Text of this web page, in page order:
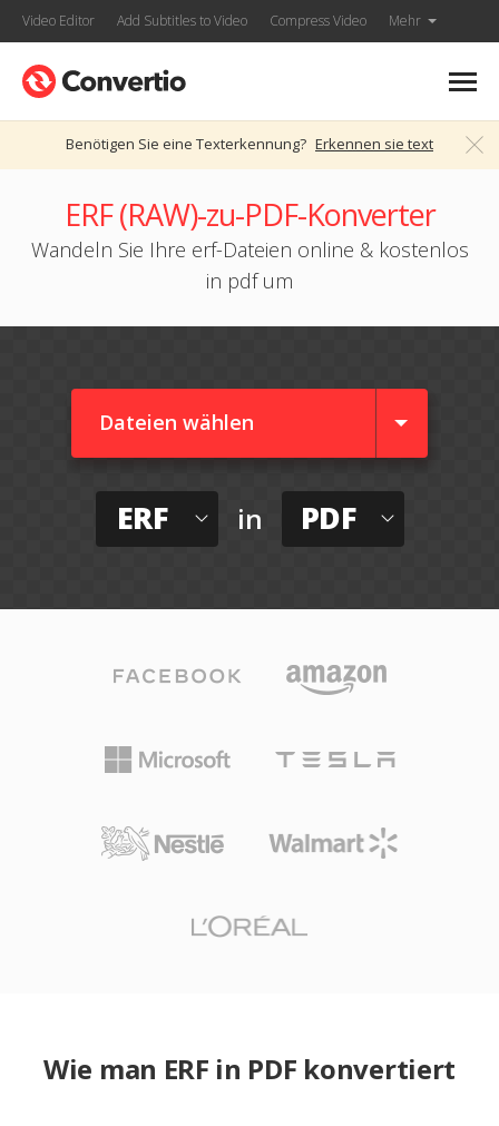
Video Editor Add Subtitles to Video Compress Video Mehr
Benötigen Sie eine Texterkennung? Erkennen sie text
ERF (RAW)-zu-PDF-Konverter
Wandeln Sie Ihre erf-Dateien online & kostenlos
in pdf um
Dateien wählen
ERF in PDF
Wie man ERF in PDF konvertiert